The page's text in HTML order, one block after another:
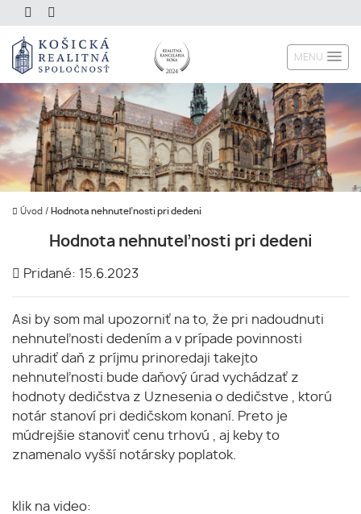
MENU
Úvod / Hodnota nehnuteľnosti pri dedeni
Hodnota nehnuteľnosti pri dedeni
Pridané: 15.6.2023
Asi by som mal upozorniť na to, že pri nadoudnuti
nehnuteľnosti dedením a v prípade povinnosti
uhradiť daň z príjmu prinoredaji takejto
nehnuteľnosti bude daňový úrad vychádzať z
hodnoty dedičstva z Uznesenia o dedičstve , ktorú
notár stanoví pri dedičskom konaní. Preto je
múdrejšie stanoviť cenu trhovú , aj keby to
znamenalo vyšší notársky poplatok.
klik na video: